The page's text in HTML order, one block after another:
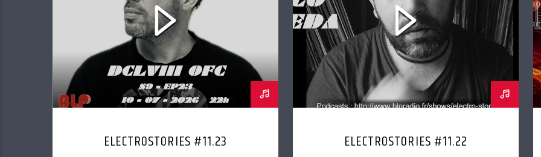
ELECTROSTORIES #11.23 ELECTROSTORIES #11.22